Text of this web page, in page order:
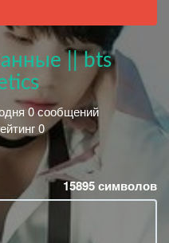
|| bts
0 сообщений
0
15895символов